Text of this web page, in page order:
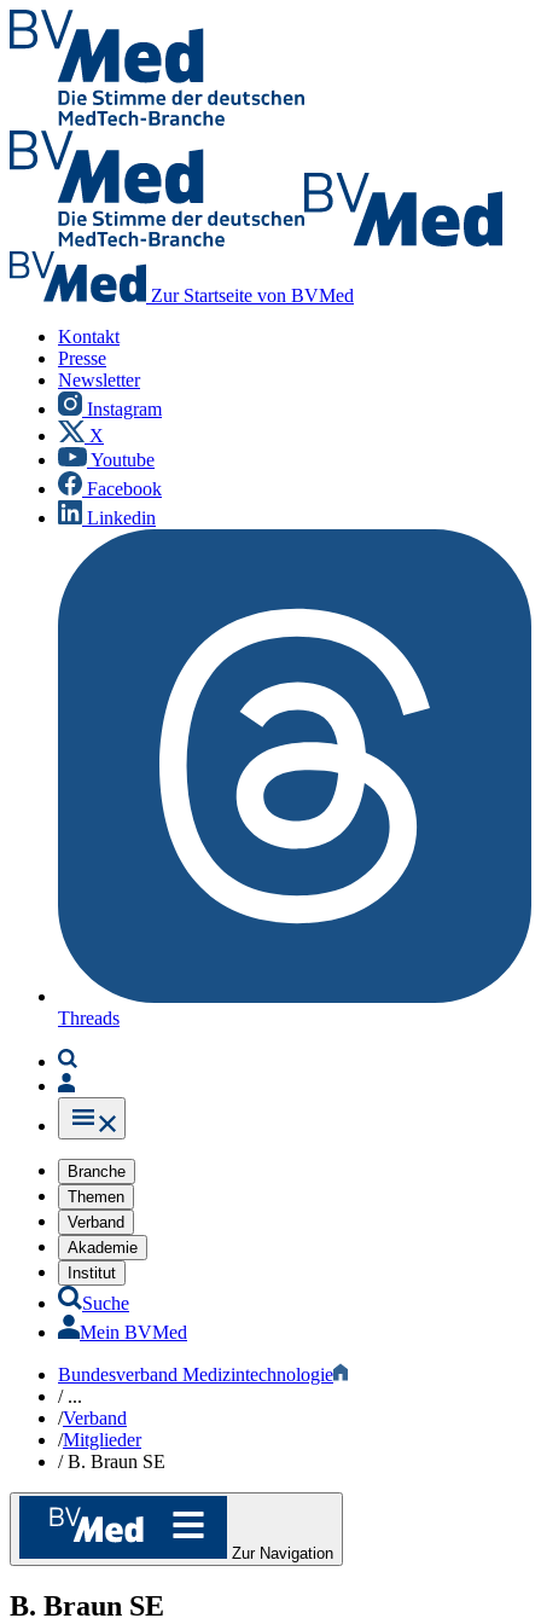
Zur Startseite von BVMed
Kontakt
Presse
Newsletter
Instagram
X
Youtube
Facebook
Linkedin
Threads
Branche
Themen
Verband
Akademie
Institut
Suche
Mein BVMed
Bundesverband Medizintechnologie
/...
/Verband
/Mitglieder
/B. Braun SE
Zur Navigation
B. Braun SE